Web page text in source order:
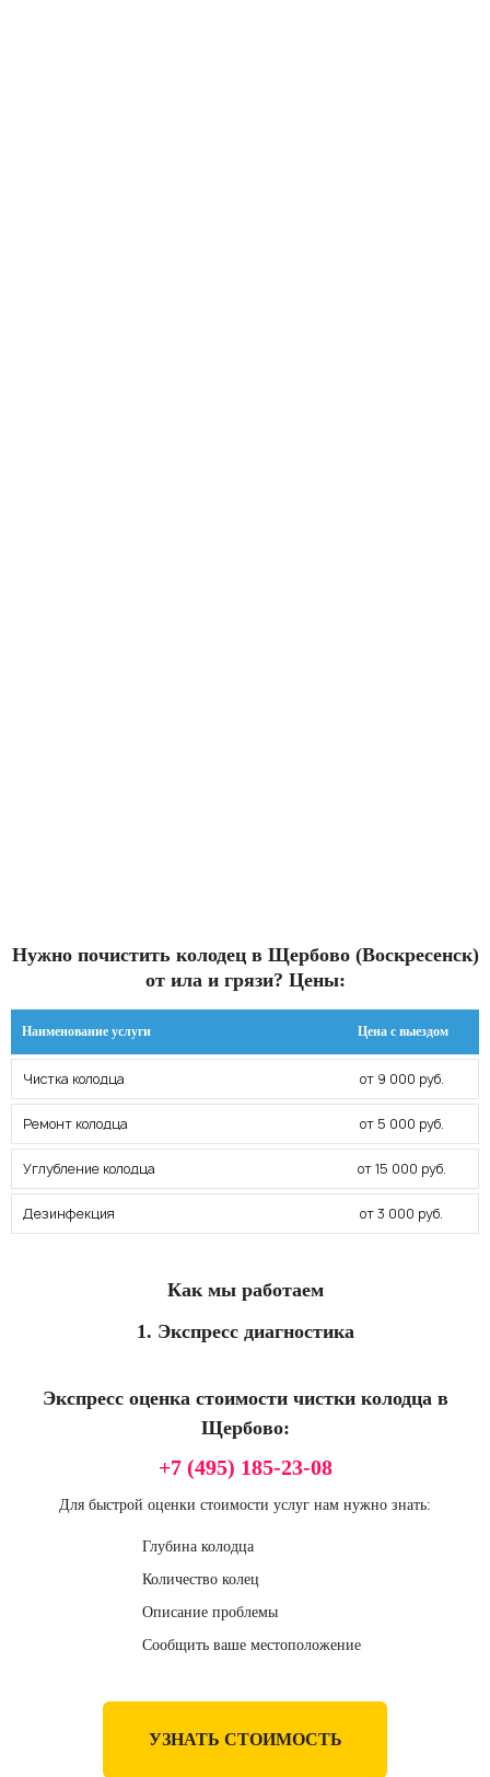
Нужно почистить колодец в Щербово (Воскресенск)
от ила и грязи? Цены:
Наименование услуги Цена с выездом
Чистка колодца от 9 000 руб.
Ремонт колодца от 5 000 руб.
Углубление колодца от 15 000 руб.
Дезинфекция от 3 000 руб.
Как мы работаем
1. Экспресс диагностика
Экспресс оценка стоимости чистки колодца в
Щербово:
+7 (495) 185-23-08
Для быстрой оценки стоимости услуг нам нужно знать:
Глубина колодца
Количество колец
Описание проблемы
Сообщить ваше местоположение
УЗНАТЬ СТОИМОСТЬ